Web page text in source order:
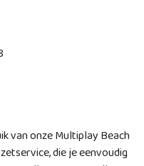
van onze Multiplay Beach
die je eenvoudig